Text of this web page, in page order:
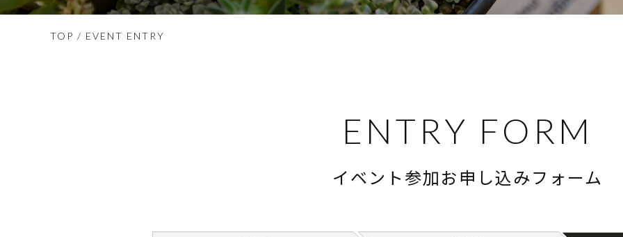
TOP / EVENT ENTRY
ENTRY FORM
イベント参加お申し込みフォーム